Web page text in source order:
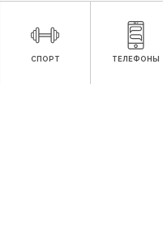
СПОРТ ТЕЛЕФОНЫ